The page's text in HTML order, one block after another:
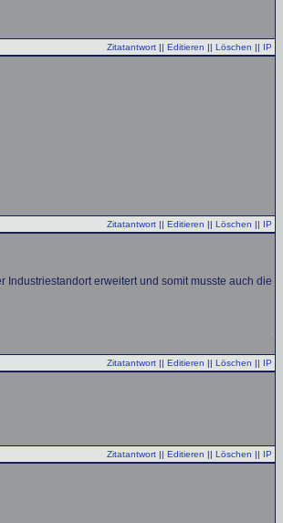
Zitatantwort || Editieren || Löschen || IP
Zitatantwort || Editieren || Löschen || IP
erweitert und somit musste auch die
Zitatantwort || Editieren || Löschen || IP
Zitatantwort || Editieren || Löschen || IP